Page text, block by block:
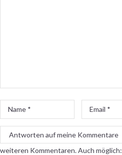
Name
*
Email
*
weiteren Kommentaren. Auch möglich: